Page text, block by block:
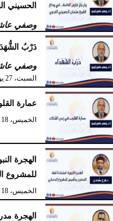
الحسيني
وصفي
أهل السنّة
الخميس، 2 يوليو 2026 05:32 مـ
دَرْبُ
وصفي
السبت، 27 يونيو 2026
عمارة
الخميس، 18 يونيو 2026
الهجرة
للمشروع
الخميس، 18 يونيو 2026
الهجرة